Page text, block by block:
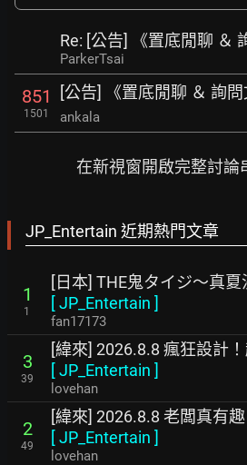
Re: [公告] 《置底閒聊 ＆
ParkerTsai
851
1501
[公告] 《置底閒聊 ＆ 詢問
ankala
在新視窗開啟完整討論
JP_Entertain 近期熱門文章
1
1
[日本] THE鬼タイジ～真
[JP_Entertain ]
fan17173
3
39
[緯來] 2026.8.8 瘋狂設計
[JP_Entertain ]
lovehan
2
49
[緯來] 2026.8.8 老闆真有
[JP_Entertain ]
lovehan